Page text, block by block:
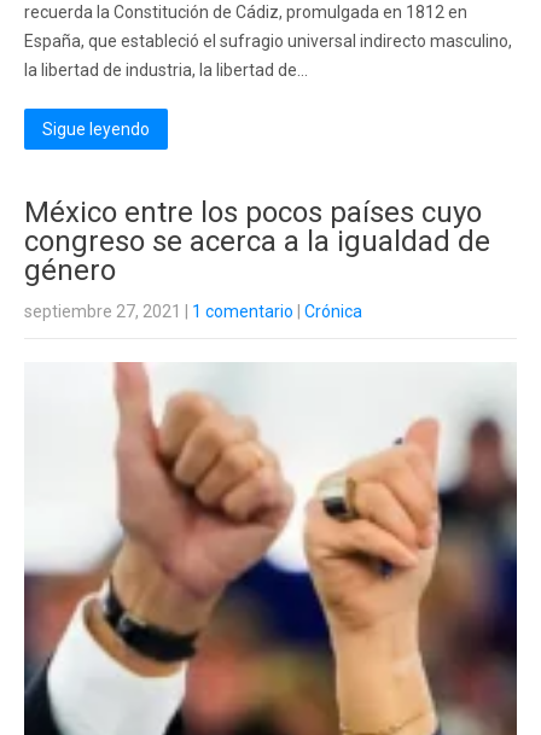
recuerda la Constitución de Cádiz, promulgada en 1812 en
España, que estableció el sufragio universal indirecto masculino,
la libertad de industria, la libertad de...
Sigue leyendo
México entre los pocos países cuyo
congreso se acerca a la igualdad de
género
septiembre 27, 2021 1 comentario Crónica